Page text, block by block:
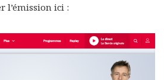
l’émission ici :